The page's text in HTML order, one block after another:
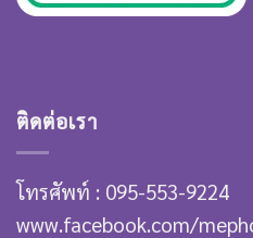
ติดต่อเรา
โทรศัพท์ : 095-553-9224
www.facebook.com/